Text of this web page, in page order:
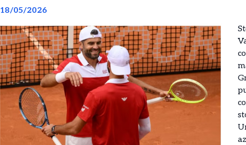
18/05/2026